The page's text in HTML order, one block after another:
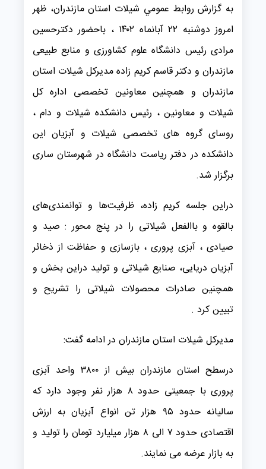
به گزارش روابط عمومي شیلات استان مازندران، ظهر
امروز دوشنبه ۲۲ آبانماه ۱۴۰۲ ، باحضور دکترحسین
مرادی رئيس دانشگاه علوم کشاورزی و منابع طبیعی
مازندران و دکتر قاسم کریم زاده مدیرکل شیلات استان
مازندران و همچنین معاونین تخصصی اداره کل
شیلات و معاونین ، رئیس دانشکده شیلات و دام ،
روسای گروه های تخصصی شیلات و آبزیان این
دانشکده در دفتر ریاست دانشگاه در شهرستان ساری
برگزار شد.
دراین جلسه کریم زاده، ظرفیت‌ها و توانمندی‌های
بالقوه و باالفعل شیلاتی را در پنج محور : صید و
صیادی ، آبزی پروری ، بازسازی و حفاظت از ذخائر
آبزیان دریایی، صنایع شیلاتی و تولید دراین بخش و
همچنین صادرات محصولات شیلاتی را تشریح و
تبیین کرد .
مدیرکل شیلات استان مازندران در ادامه گفت:
درسطح استان مازندران بیش از ۳۸۰۰ واحد آبزی
پروری با جمعیتی حدود ۸ هزار نفر وجود دارد که
سالیانه حدود ۹۵ هزار تن انواع آبزیان به ارزش
اقتصادی حدود ۷ الی ۸ هزار میلیارد تومان را تولید و
به بازار عرضه می نمایند.